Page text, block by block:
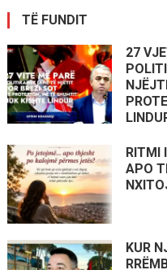
TË FUNDIT
27
RITMI
APO
KUR